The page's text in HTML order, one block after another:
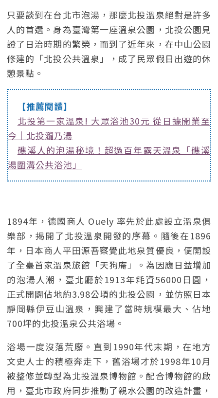
只要談到在台北市泡湯，那麼北投溫泉絕對是許多
人的首選。身為臺灣第一座溫泉公園，北投公園見
證了日治時期的繁榮，而到了近年來，在中山公園
修建的「北投公共溫泉」，成了民眾假日出遊的休
憩景點。
【推薦閱讀】
北投第一家溫泉! 大眾浴池30元 從日據開業至
今｜北投瀧乃湯
礁溪人的泡湯秘境！超過百年露天溫泉「礁溪
湯圍溝公共浴池」
1894年，德國商人 Ouely 率先於此處設立溫泉俱
樂部，揭開了北投溫泉開發的序幕。隨後在1896
年，日本商人平田源吾察覺此地泉質優良，便開設
了全臺首家溫泉旅館「天狗庵」。為因應日益增加
的泡湯人潮，臺北廳於1913年耗資56000日圓，
正式開闢佔地約3.98公頃的北投公園，並仿照日本
靜岡縣伊豆山溫泉，興建了當時規模最大、佔地
700坪的北投溫泉公共浴場。
浴場一度沒落荒廢。直到1990年代末期，在地方
文史人士的積極奔走下，舊浴場才於1998年10月
被整修並轉型為北投溫泉博物館。配合博物館的啟
用，臺北市政府同步推動了親水公園的改造計畫，